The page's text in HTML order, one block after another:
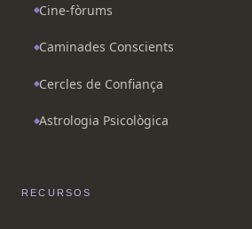
Cine-fòrums
Caminades Conscients
Cercles de Confiança
Astrologia Psicològica
RECURSOS